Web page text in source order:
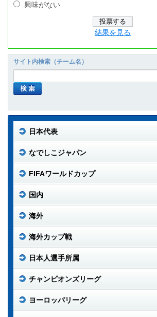
興味がない
結果を見る
サイト内検索（チーム名）
日本代表
なでしこジャパン
FIFAワールドカップ
国内
海外
海外カップ戦
日本人選手所属
チャンピオンズリーグ
ヨーロッパリーグ